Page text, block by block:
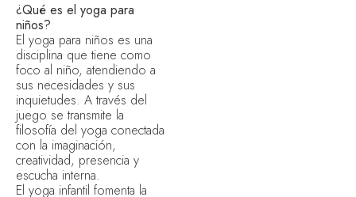
¿Qué es el yoga para
niños?
El yoga para niños es una
disciplina que tiene como
foco al niño, atendiendo a
sus necesidades y sus
inquietudes. A través del
juego se transmite la
filosofía del yoga conectada
con la imaginación,
creatividad, presencia y
escucha interna.
El yoga infantil fomenta la